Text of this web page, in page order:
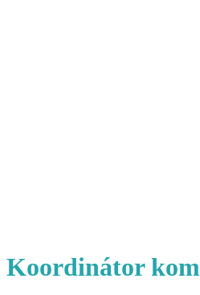
Koordinátor